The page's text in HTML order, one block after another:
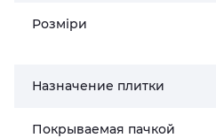
Розміри
Назначение плитки
Покрываемая пачкой